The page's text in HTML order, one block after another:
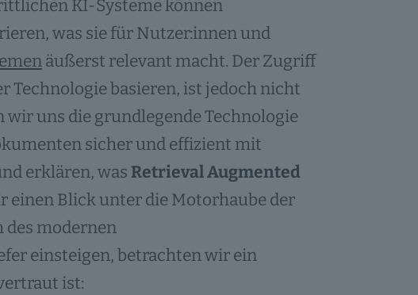
KI-Systeme können
was sie für Nutzer:innen und
äußerst relevant macht. Der Zugriff
Technologie basieren, ist jedoch nicht
wir uns die grundlegende Technologie
sicher und effizient mit
erklären, was Retrieval Augmented
einen Blick unter die Motorhaube der
des modernen
einsteigen, betrachten wir ein
ist: